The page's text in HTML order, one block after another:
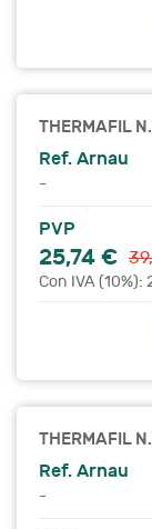
THERMAFIL
Ref. Arnau
-
PVP
25,74 €
Con IVA (10%):
THERMAFIL
Ref. Arnau
-